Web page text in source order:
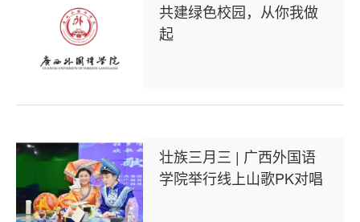
共建绿色校园，从你我做
起
壮族三月三 | 广西外国语
学院举行线上山歌PK对唱